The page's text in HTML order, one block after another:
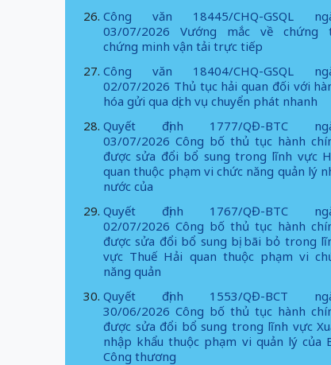
Công văn 18445/CHQ-GSQL
03/07/2026 Vướng mắc về chứng
chứng minh vận tải trực tiếp
Công văn 18404/CHQ-GSQL
02/07/2026 Thủ tục hải quan đối với
hóa gửi qua dịch vụ chuyển phát nhanh
Quyết định 1777/QĐ-BTC
03/07/2026 Công bố thủ tục hành
được sửa đổi bổ sung trong lĩnh vực
quan thuộc phạm vi chức năng quản lý
nước của
Quyết định 1767/QĐ-BTC
02/07/2026 Công bố thủ tục hành
được sửa đổi bổ sung bị bãi bỏ trong
vực Thuế Hải quan thuộc phạm vi
năng quản
Quyết định 1553/QĐ-BCT
30/06/2026 Công bố thủ tục hành
được sửa đổi bổ sung trong lĩnh vực
nhập khẩu thuộc phạm vi quản lý của
Công thương